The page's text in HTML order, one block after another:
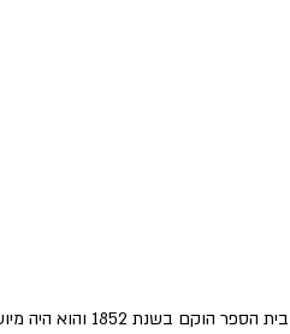
בית הספר הוקם